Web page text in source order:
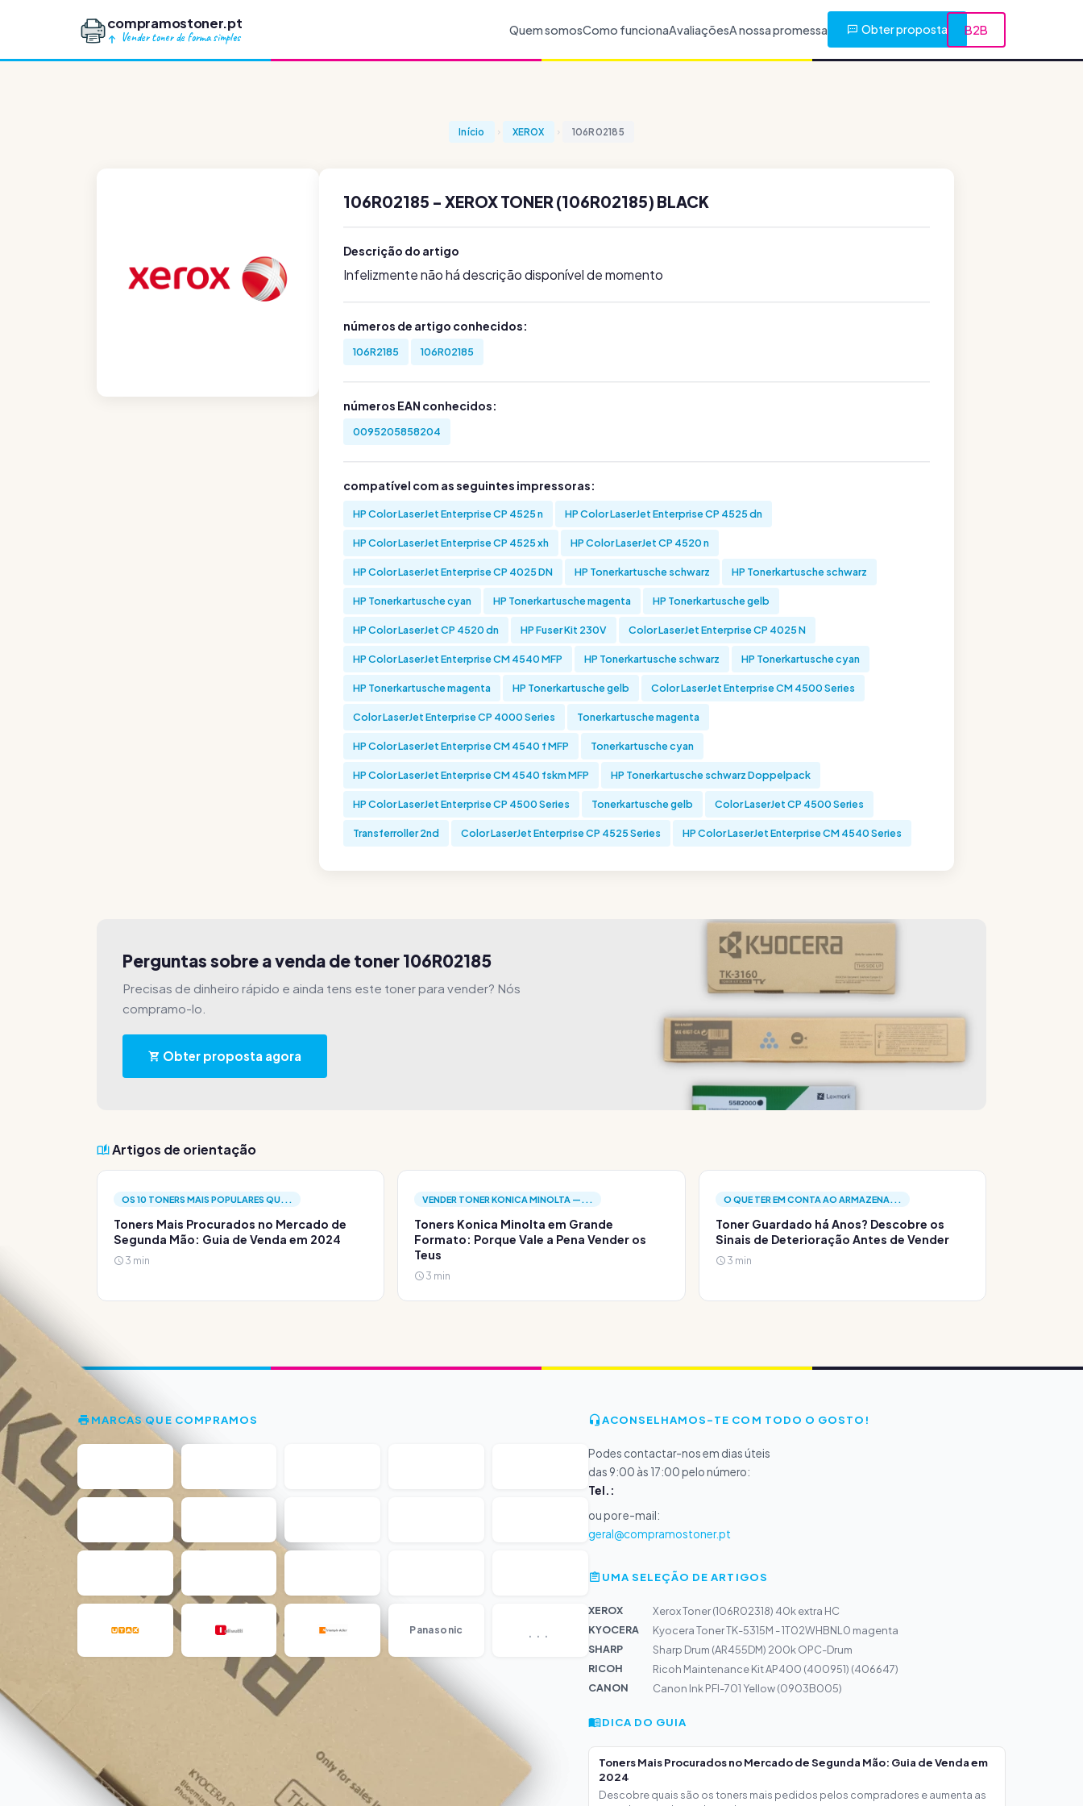
compramostoner.pt
Vender toner de forma simples
Quem somosComo funcionaAvaliaçõesA nossa promessa Obter proposta B2B
Início XEROX 106R02185
106R02185 - XEROX TONER (106R02185) BLACK
Descrição do artigo
Infelizmente não há descrição disponível de momento
números de artigo conhecidos:
106R2185 106R02185
números EAN conhecidos:
0095205858204
compatível com as seguintes impressoras:
HP Color LaserJet Enterprise CP 4525 n HP Color LaserJet Enterprise CP 4525 dn
HP Color LaserJet Enterprise CP 4525 xh HP Color LaserJet CP 4520 n
HP Color LaserJet Enterprise CP 4025 DN HP Tonerkartusche schwarz HP Tonerkartusche schwarz
HP Tonerkartusche cyan HP Tonerkartusche magenta HP Tonerkartusche gelb
HP Color LaserJet CP 4520 dn HP Fuser Kit 230V Color LaserJet Enterprise CP 4025 N
HP Color LaserJet Enterprise CM 4540 MFP HP Tonerkartusche schwarz HP Tonerkartusche cyan
HP Tonerkartusche magenta HP Tonerkartusche gelb Color LaserJet Enterprise CM 4500 Series
Color LaserJet Enterprise CP 4000 Series Tonerkartusche magenta
HP Color LaserJet Enterprise CM 4540 f MFP Tonerkartusche cyan
HP Color LaserJet Enterprise CM 4540 fskm MFP HP Tonerkartusche schwarz Doppelpack
HP Color LaserJet Enterprise CP 4500 Series Tonerkartusche gelb Color LaserJet CP 4500 Series
Transferroller 2nd Color LaserJet Enterprise CP 4525 Series HP Color LaserJet Enterprise CM 4540 Series
Perguntas sobre a venda de toner 106R02185
Precisas de dinheiro rápido e ainda tens este toner para vender? Nós
compramo-lo.
Obter proposta agora
Artigos de orientação
OS 10 TONERS MAIS POPULARES QU...
Toners Mais Procurados no Mercado de
Segunda Mão: Guia de Venda em 2024
3 min
VENDER TONER KONICA MINOLTA —...
Toners Konica Minolta em Grande
Formato: Porque Vale a Pena Vender os
Teus
3 min
O QUE TER EM CONTA AO ARMAZENA...
Toner Guardado há Anos? Descobre os
Sinais de Deterioração Antes de Vender
3 min
MARCAS QUE COMPRAMOS
Panasonic ...
ACONSELHAMOS-TE COM TODO O GOSTO!
Podes contactar-nos em dias úteis
das 9:00 às 17:00 pelo número:
Tel.:
ou por e-mail:
geral@compramostoner.pt
UMA SELEÇÃO DE ARTIGOS
XEROX
Xerox Toner (106R02318) 40k extra HC
KYOCERA
Kyocera Toner TK-5315M - 1T02WHBNL0 magenta
SHARP
Sharp Drum (AR455DM) 200k OPC-Drum
RICOH
Ricoh Maintenance Kit AP400 (400951) (406647)
CANON
Canon Ink PFI-701 Yellow (0903B005)
DICA DO GUIA
Toners Mais Procurados no Mercado de Segunda Mão: Guia de Venda em
2024
Descobre quais são os toners mais pedidos pelos compradores e aumenta as